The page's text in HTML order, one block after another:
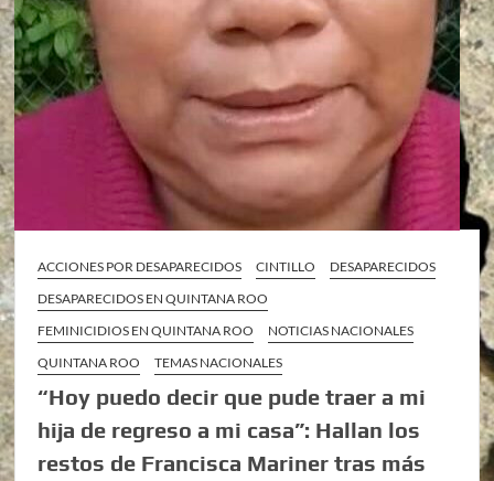
ACCIONES POR DESAPARECIDOS CINTILLO
DESAPARECIDOS
DESAPARECIDOS EN QUINTANA ROO
FEMINICIDIOS EN QUINTANA ROO
NOTICIAS NACIONALES
QUINTANA ROO
TEMAS NACIONALES
“Hoy puedo decir que pude traer a mi
hija de regreso a mi casa”: Hallan los
restos de Francisca Mariner tras más